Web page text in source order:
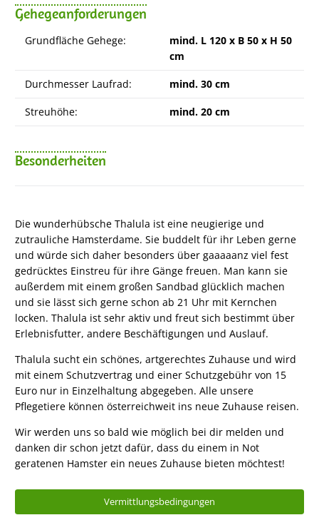
Gehegeanforderungen
Grundfläche Gehege:
mind. L 120 x B 50 x H 50
cm
Durchmesser Laufrad: mind. 30 cm
Streuhöhe: mind. 20 cm
Besonderheiten
Die wunderhübsche Thalula ist eine neugierige und
zutrauliche Hamsterdame. Sie buddelt für ihr Leben gerne
und würde sich daher besonders über gaaaaanz viel fest
gedrücktes Einstreu für ihre Gänge freuen. Man kann sie
außerdem mit einem großen Sandbad glücklich machen
und sie lässt sich gerne schon ab 21 Uhr mit Kernchen
locken. Thalula ist sehr aktiv und freut sich bestimmt über
Erlebnisfutter, andere Beschäftigungen und Auslauf.
Thalula sucht ein schönes, artgerechtes Zuhause und wird
mit einem Schutzvertrag und einer Schutzgebühr von 15
Euro nur in Einzelhaltung abgegeben. Alle unsere
Pflegetiere können österreichweit ins neue Zuhause reisen.
Wir werden uns so bald wie möglich bei dir melden und
danken dir schon jetzt dafür, dass du einem in Not
geratenen Hamster ein neues Zuhause bieten möchtest!
Vermittlungsbedingungen